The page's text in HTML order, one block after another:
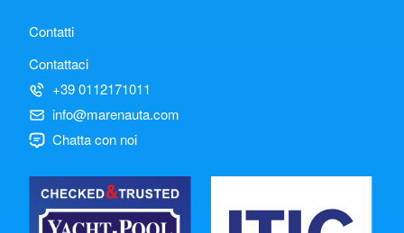
Contatti
Contattaci
+39 0112171011
info@marenauta.com
Chatta con noi